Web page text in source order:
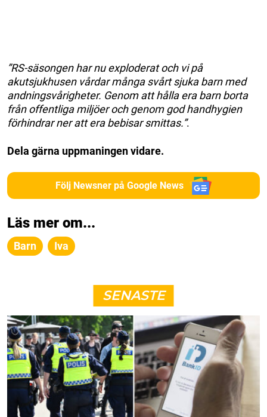
”RS-säsongen har nu exploderat och vi på
akutsjukhusen vårdar många svårt sjuka barn med
andningsvårigheter. Genom att hålla era barn borta
från offentliga miljöer och genom god handhygien
förhindrar ner att era bebisar smittas.”.
Dela gärna uppmaningen vidare.
Följ Newsner på Google News
Läs mer om...
Barn Iva
SENASTE